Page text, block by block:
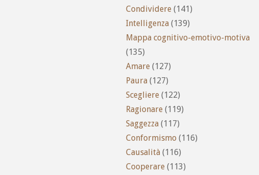
Condividere (141)
Intelligenza (139)
Mappa cognitivo-emotivo-motiva
(135)
Amare (127)
Paura (127)
Scegliere (122)
Ragionare (119)
Saggezza (117)
Conformismo (116)
Causalità (116)
Cooperare (113)